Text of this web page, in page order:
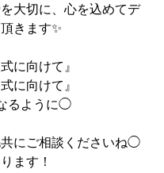
大切に、心を込めてデ
きます✨
に向けて』
に向けて』
るように◯
にご相談くださいね◯
ます！